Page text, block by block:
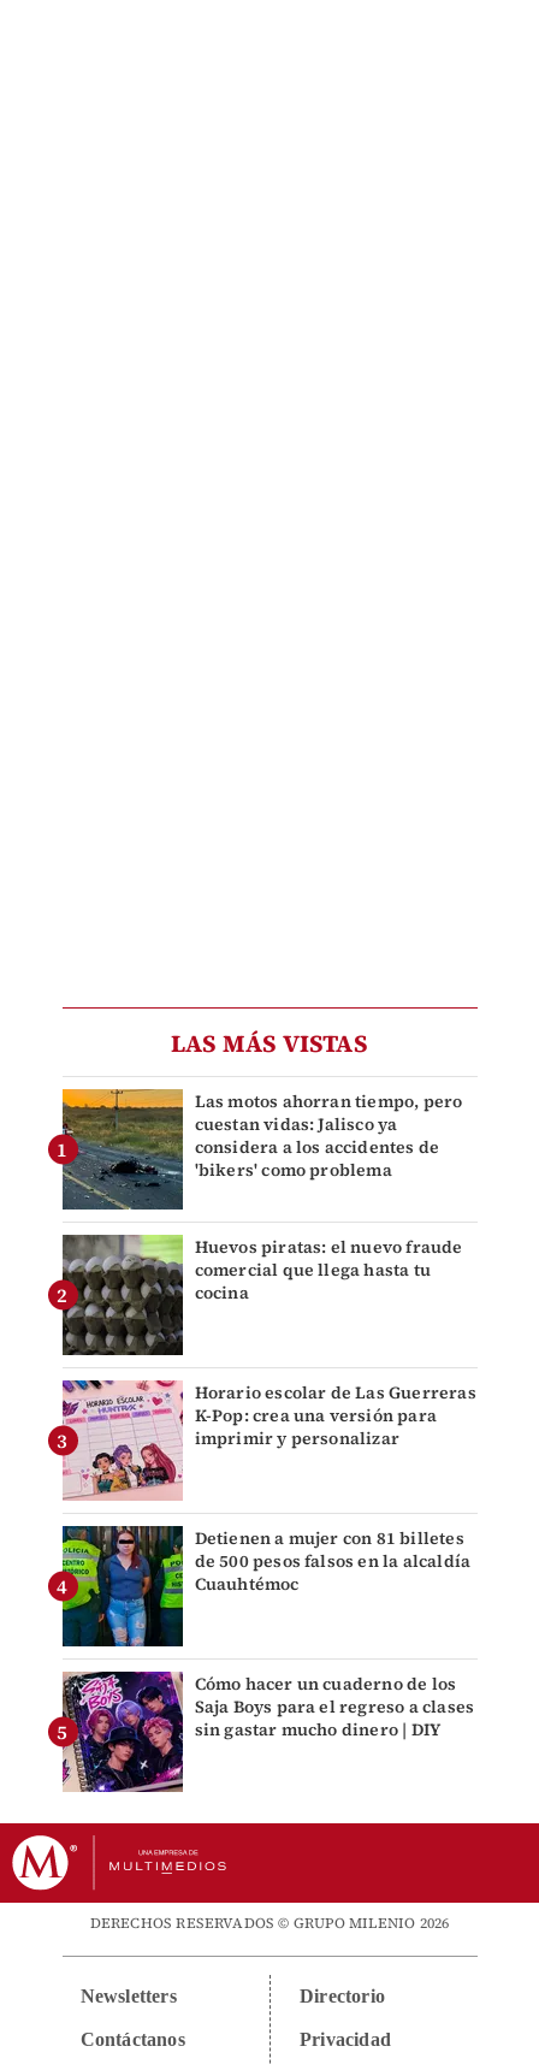
LAS MÁS VISTAS
Las motos ahorran tiempo, pero
cuestan vidas: Jalisco ya
considera a los accidentes de
'bikers' como problema
Huevos piratas: el nuevo fraude
comercial que llega hasta tu
cocina
Horario escolar de Las Guerreras
K-Pop: crea una versión para
imprimir y personalizar
Detienen a mujer con 81 billetes
de 500 pesos falsos en la alcaldía
Cuauhtémoc
Cómo hacer un cuaderno de los
Saja Boys para el regreso a clases
sin gastar mucho dinero | DIY
DERECHOS RESERVADOS © GRUPO MILENIO 2026
Newsletters
Contáctanos
Directorio
Privacidad